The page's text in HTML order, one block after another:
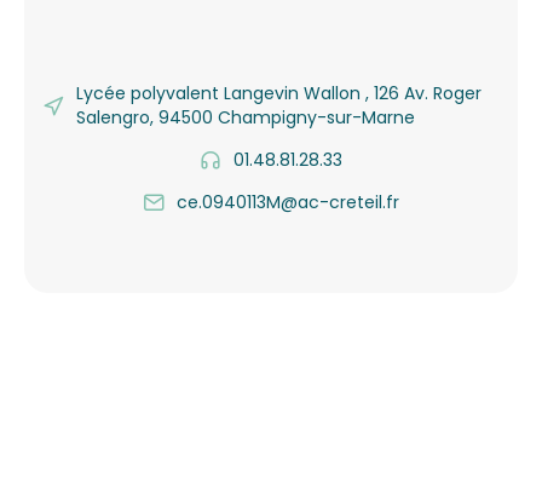
Lycée polyvalent Langevin Wallon , 126 Av. Roger
Salengro, 94500 Champigny-sur-Marne
01.48.81.28.33
ce.0940113M@ac-creteil.fr